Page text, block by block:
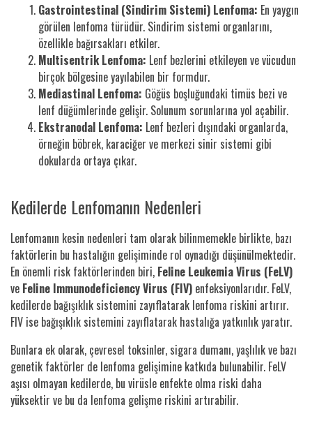
Gastrointestinal (Sindirim Sistemi) Lenfoma: En yaygın
görülen lenfoma türüdür. Sindirim sistemi organlarını,
özellikle bağırsakları etkiler.
Multisentrik Lenfoma: Lenf bezlerini etkileyen ve vücudun
birçok bölgesine yayılabilen bir formdur.
Mediastinal Lenfoma: Göğüs boşluğundaki timüs bezi ve
lenf düğümlerinde gelişir. Solunum sorunlarına yol açabilir.
Ekstranodal Lenfoma: Lenf bezleri dışındaki organlarda,
örneğin böbrek, karaciğer ve merkezi sinir sistemi gibi
dokularda ortaya çıkar.
Kedilerde Lenfomanın Nedenleri
Lenfomanın kesin nedenleri tam olarak bilinmemekle birlikte, bazı
faktörlerin bu hastalığın gelişiminde rol oynadığı düşünülmektedir.
En önemli risk faktörlerinden biri, Feline Leukemia Virus (FeLV)
ve Feline Immunodeficiency Virus (FIV) enfeksiyonlarıdır. FeLV,
kedilerde bağışıklık sistemini zayıflatarak lenfoma riskini artırır.
FIV ise bağışıklık sistemini zayıflatarak hastalığa yatkınlık yaratır.
Bunlara ek olarak, çevresel toksinler, sigara dumanı, yaşlılık ve bazı
genetik faktörler de lenfoma gelişimine katkıda bulunabilir. FeLV
aşısı olmayan kedilerde, bu virüsle enfekte olma riski daha
yüksektir ve bu da lenfoma gelişme riskini artırabilir.